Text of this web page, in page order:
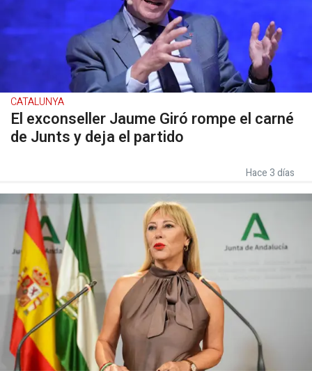
CATALUNYA
El exconseller Jaume Giró rompe el carné
de Junts y deja el partido
Hace 3 días